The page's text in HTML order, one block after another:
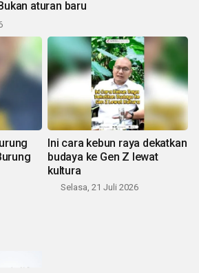
aturan baru
Ini cara kebun raya dekatkan
budaya ke Gen Z lewat
kultura
Selasa, 21 Juli 2026